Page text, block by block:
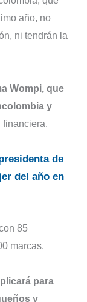
año, no
ni tendrán la
Wompi, que
y
financiera.
de
del año en
85
marcas.
para
y